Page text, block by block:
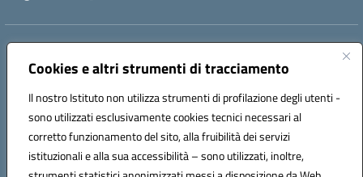
Cookies e altri strumenti di tracciamento
Il nostro Istituto non utilizza strumenti di profilazione degli utenti -
sono utilizzati esclusivamente cookies tecnici necessari al
corretto funzionamento del sito, alla fruibilità dei servizi
istituzionali e alla sua accessibilità – sono utilizzati, inoltre,
Indirizzo:
Centralino:0881234514 - 0881752614 - 0881719420
Posta elettronica certificata (PEC):fgps010008@pec.istruzione.it
Codice fiscale: 80003140714
Codice meccanografico: FGPS010008